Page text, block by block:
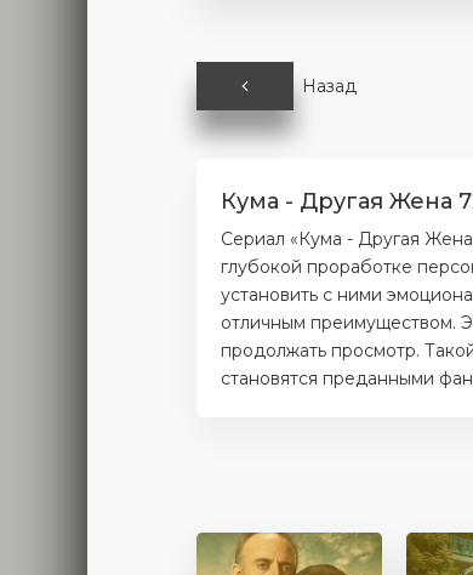
Назад
Кума - Другая Жена
Сериал «Кума - Другая
глубокой проработке
установить с ними
отличным преимуществом.
продолжать просмотр.
становятся преданными